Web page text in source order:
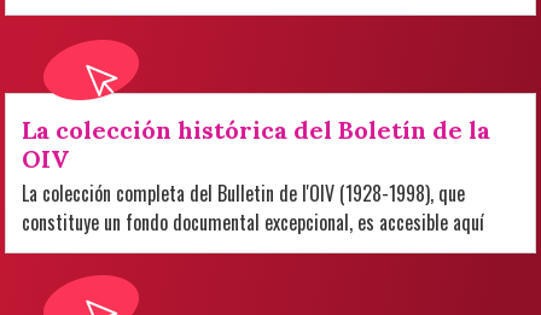
La colección histórica del Boletín de la
OIV
La colección completa del Bulletin de l'OIV (1928-1998), que
constituye un fondo documental excepcional, es accesible aquí